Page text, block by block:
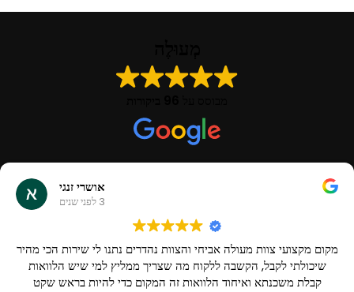
אושרי זנגי
3 לפני שנים
מקום מקצועי צוות מעולה אביחי והצוות נהדרים נתנו לי שירות הכי מהיר
שיכולתי לקבל, הקשבה ללקוח מה שצריך ממליץ למי שיש הלוואות
קבלת משכנתא ואיחוד הלוואות זה המקום כדי להיות בראש שקט